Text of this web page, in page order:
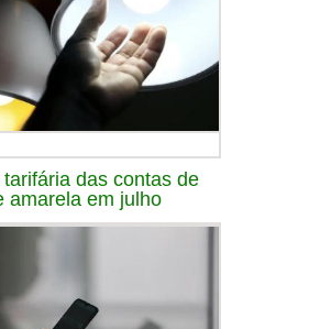
das contas de
amarela em julho